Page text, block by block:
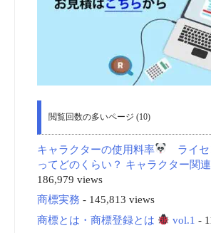
閲覧回数の多いページ (10)
キャラクターの使用料率
ライセ
ってどのくらい？ キャラクター関
186,979 views
商標実務 - 145,813 views
商標とは・商標登録とは
vol.1 -